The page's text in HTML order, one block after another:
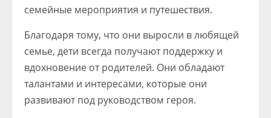
семейные мероприятия и путешествия.
Благодаря тому, что они выросли в любящей
семье, дети всегда получают поддержку и
вдохновение от родителей. Они обладают
талантами и интересами, которые они
развивают под руководством героя.